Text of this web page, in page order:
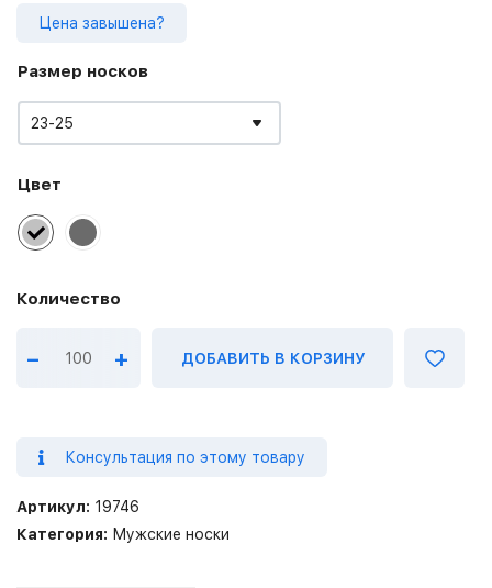
Цена завышена?
Размер носков
23-25
Цвет
– + ДОБАВИТЬ В КОРЗИНУ
Консультация по этому товару
Артикул: 19746
Категория: Мужские носки